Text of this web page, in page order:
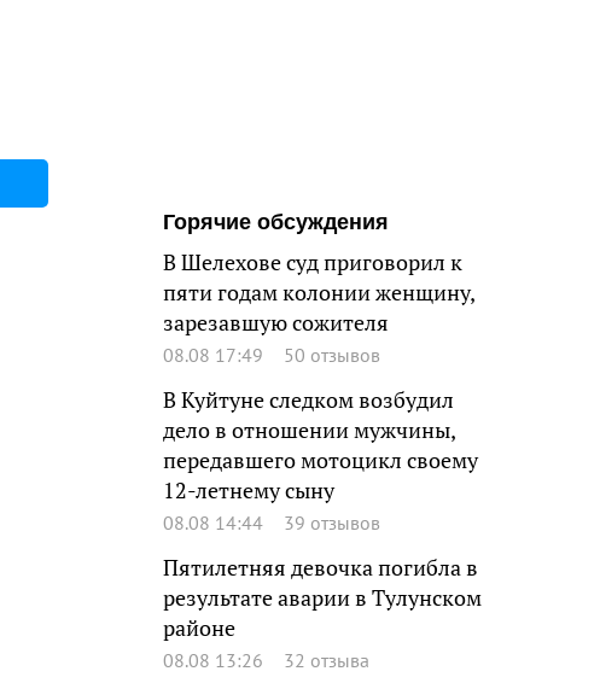
Горячие обсуждения
В Шелехове суд приговорил к
пяти годам колонии женщину,
зарезавшую сожителя
08.08 17:49 50 отзывов
В Куйтуне следком возбудил
дело в отношении мужчины,
передавшего мотоцикл своему
12-летнему сыну
08.08 14:44 39 отзывов
Пятилетняя девочка погибла в
результате аварии в Тулунском
районе
08.08 13:26 32 отзыва